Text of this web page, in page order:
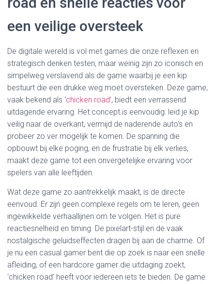
een veilige oversteek
De digitale wereld is vol met games die onze reflexen en
strategisch denken testen, maar weinig zijn zo iconisch en
simpelweg verslavend als de game waarbij je een kip
bestuurt die een drukke weg moet oversteken. Deze game,
vaak bekend als ‘chicken road’, biedt een verrassend
uitdagende ervaring. Het concept is eenvoudig: leid je kip
veilig naar de overkant, vermijd de naderende auto's en
probeer zo ver mogelijk te komen. De spanning die
opbouwt bij elke poging, en de frustratie bij elk verlies,
maakt deze game tot een onvergetelijke ervaring voor
spelers van alle leeftijden.
Wat deze game zo aantrekkelijk maakt, is de directe
eenvoud. Er zijn geen complexe regels om te leren, geen
ingewikkelde verhaallijnen om te volgen. Het is pure
reactiesnelheid en timing. De pixelart-stijl en de vaak
nostalgische geluidseffecten dragen bij aan de charme. Of
je nu een casual gamer bent die op zoek is naar een snelle
afleiding, of een hardcore gamer die uitdaging zoekt,
‘chicken road’ heeft voor iedereen iets te bieden. De game